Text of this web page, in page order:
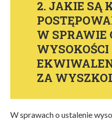
2. JAKIE SĄ
W SPRAWIE
WYSOKOŚCI
ZA
W sprawach o ustalenie